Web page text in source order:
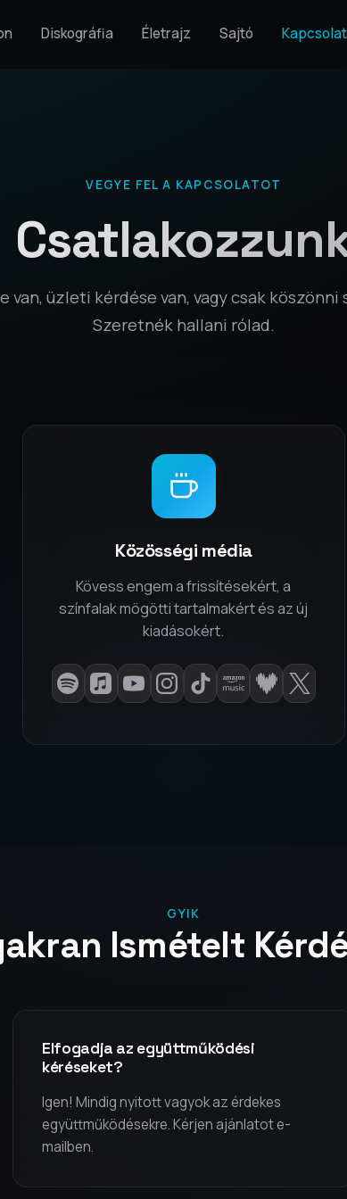
Diskográfia Életrajz Sajtó Kapcsolat
VEGYE FEL A KAPCSOLATOT
van, üzleti kérdése van, vagy csak köszönni
Szeretnék hallani rólad.
Közösségi média
Kövess engem a frissítésekért, a
színfalak mögötti tartalmakért és az új
kiadásokért.
GYIK
Ismételt
Elfogadja az együttműködési
kéréseket?
Igen! Mindig nyitott vagyok az érdekes
együttműködésekre. Kérjen ajánlatot e-
mailben.